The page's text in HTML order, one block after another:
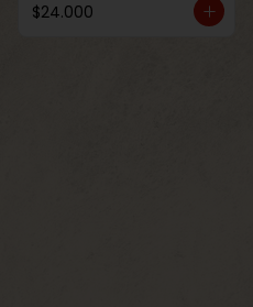
$24.000